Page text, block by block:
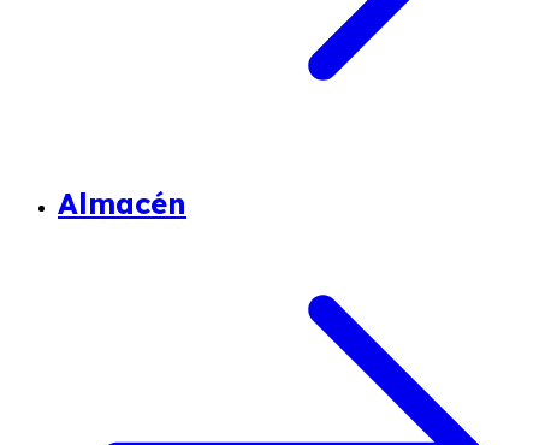
Almacén